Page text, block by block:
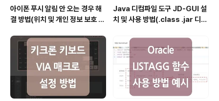
아이폰 푸시 알림 안 오는 경우 해
결 방법(위치 및 개인 정보 보호 재
Java 디컴파일 도구 JD-GUI 설
치 및 사용 방법(.class .jar 디컴